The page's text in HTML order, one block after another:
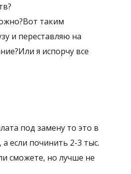
таким
и переставляю на
я испорчу все
под замену то это в
если починить 2-3 тыс.
сможете, но лучше не